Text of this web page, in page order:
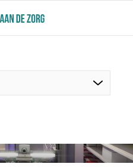
Vakblad over bouw en